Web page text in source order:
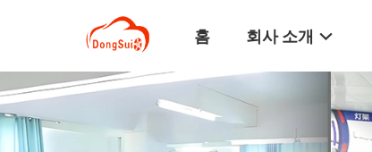
홈 회사 소개